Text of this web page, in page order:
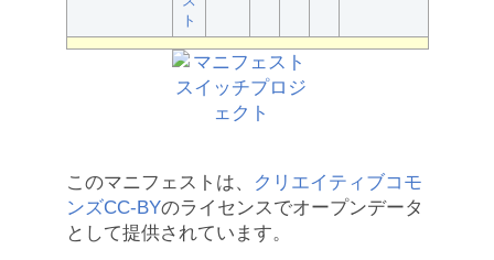
ト
このマニフェストは、
クリエイティブコモ
ンズCC-BYのライセンスでオープンデータ
として提供されています。